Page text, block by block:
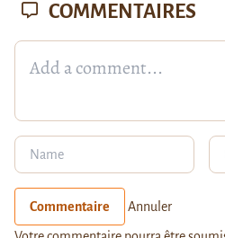
COMMENTAIRES
Commentaire Annuler